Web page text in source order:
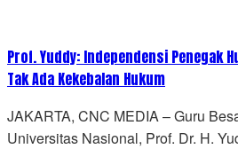
Prof. Yuddy: Independensi Penegak
Tak Ada Kekebalan Hukum
JAKARTA, CNC MEDIA – Guru
Universitas Nasional, Prof. Dr. H.